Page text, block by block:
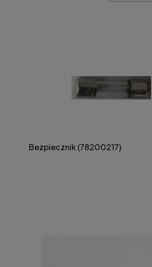
Bezpiecznik (78200217)